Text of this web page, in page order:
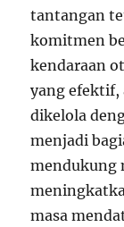
tantangan
komitmen
kendaraan
yang efektif,
dikelola
menjadi
mendukung
masa